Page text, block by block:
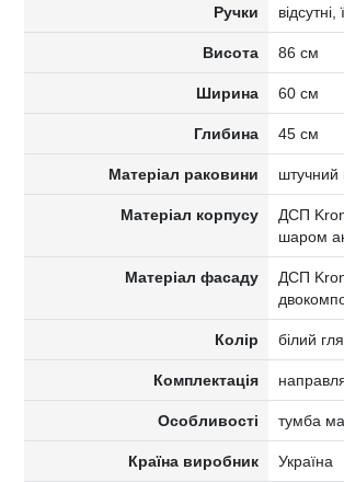
Ручки
Висота 86 см
Ширина 60 см
Глибина 45 см
Матеріал раковини штучний
Матеріал корпусу
ДСП
шаром
Матеріал фасаду
ДСП
Колір білий
Комплектація
Особливості тумба
Країна виробник Україна